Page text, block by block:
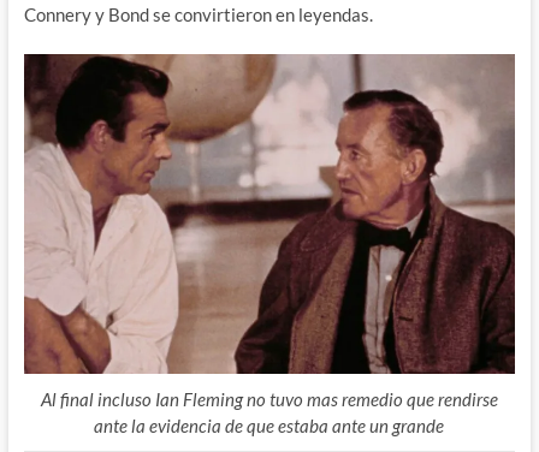
Connery y Bond se convirtieron en leyendas.
Al final incluso Ian Fleming no tuvo mas remedio que rendirse
ante la evidencia de que estaba ante un grande